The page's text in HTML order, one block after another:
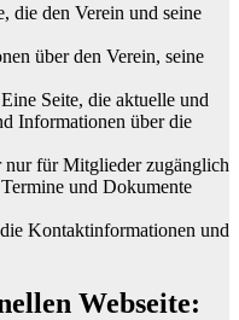
die den Verein und seine
über den Verein, seine
Eine Seite, die aktuelle und
Informationen über die
nur für Mitglieder zugänglich
und Dokumente
Kontaktinformationen und
Webseite: